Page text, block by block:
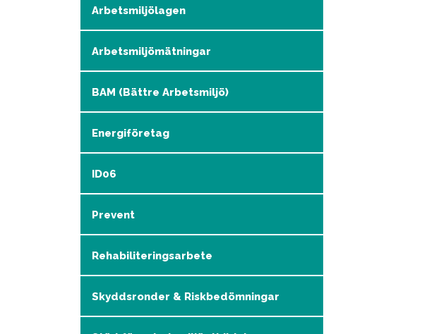
Arbetsmiljölagen
Arbetsmiljömätningar
BAM (Bättre Arbetsmiljö)
Energiföretag
ID06
Prevent
Rehabiliteringsarbete
Skyddsronder & Riskbedömningar